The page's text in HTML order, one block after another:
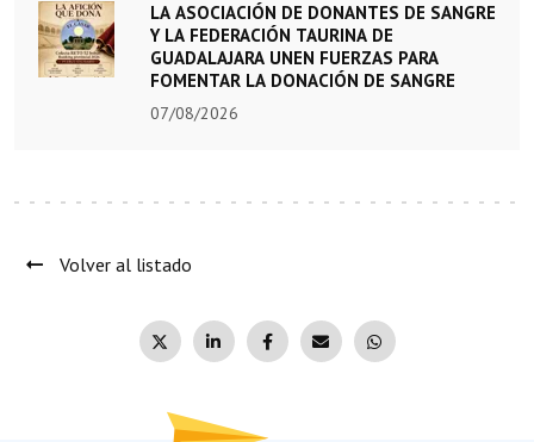
LA ASOCIACIÓN DE DONANTES DE SANGRE
Y LA FEDERACIÓN TAURINA DE
GUADALAJARA UNEN FUERZAS PARA
FOMENTAR LA DONACIÓN DE SANGRE
07/08/2026
Volver al listado